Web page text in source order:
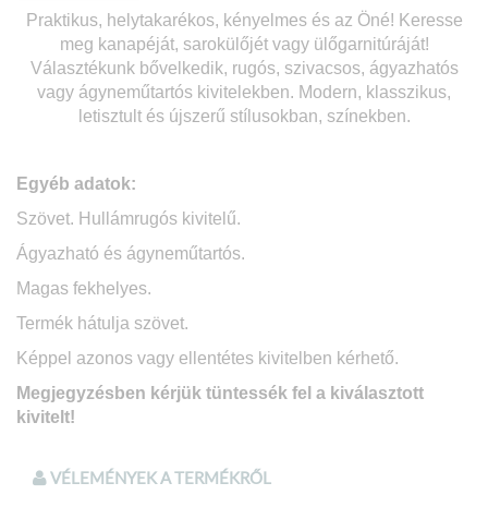
Praktikus, helytakarékos, kényelmes és az Öné! Keresse
meg kanapéját, sarokülőjét vagy ülőgarnitúráját!
Választékunk bővelkedik, rugós, szivacsos, ágyazhatós
vagy ágyneműtartós kivitelekben. Modern, klasszikus,
letisztult és újszerű stílusokban, színekben.
Egyéb adatok:
Szövet. Hullámrugós kivitelű.
Ágyazható és ágyneműtartós.
Magas fekhelyes.
Termék hátulja szövet.
Képpel azonos vagy ellentétes kivitelben kérhető.
Megjegyzésben kérjük tüntessék fel a kiválasztott
kivitelt!
Válaszható színek:
VÉLEMÉNYEK A TERMÉKRŐL